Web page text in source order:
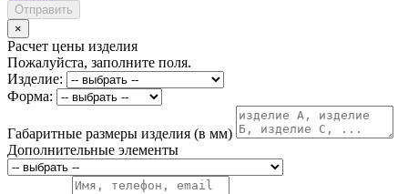
Отправить
×
Расчет цены изделия
Пожалуйста, заполните поля.
Изделие:
Форма:
Габаритные размеры изделия (в мм)
Дополнительные элементы